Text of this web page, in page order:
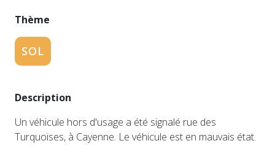
Thème
SOL
Description
Un véhicule hors d'usage a été signalé rue des
Turquoises, à Cayenne. Le véhicule est en mauvais état.